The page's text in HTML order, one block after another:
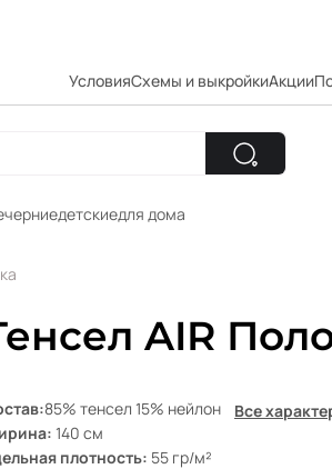
УсловияСхемы и выкройкиАкции
детскиедля дома
AIR
85% тенсел 15% нейлон
140 см
плотность: 55 гр/м²
Все